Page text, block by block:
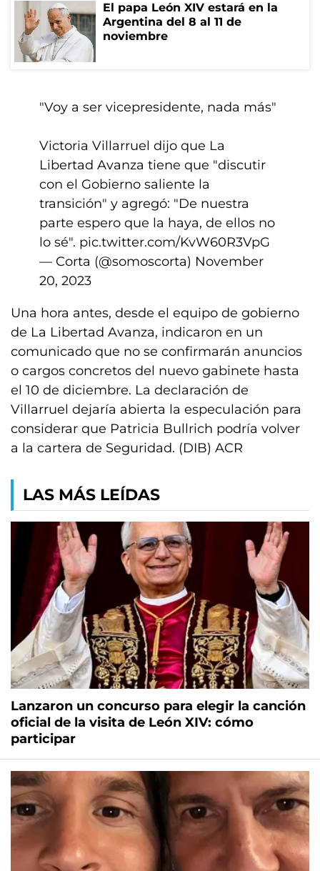
El papa León XIV estará en la
Argentina del 8 al 11 de
noviembre
"Voy a ser vicepresidente, nada más"
Victoria Villarruel dijo que La
Libertad Avanza tiene que "discutir
con el Gobierno saliente la
transición" y agregó: "De nuestra
parte espero que la haya, de ellos no
lo sé". pic.twitter.com/KvW60R3VpG
— Corta (@somoscorta) November
20, 2023
Una hora antes, desde el equipo de gobierno
de La Libertad Avanza, indicaron en un
comunicado que no se confirmarán anuncios
o cargos concretos del nuevo gabinete hasta
el 10 de diciembre. La declaración de
Villarruel dejaría abierta la especulación para
considerar que Patricia Bullrich podría volver
a la cartera de Seguridad. (DIB) ACR
LAS MÁS LEÍDAS
Lanzaron un concurso para elegir la canción
oficial de la visita de León XIV: cómo
participar